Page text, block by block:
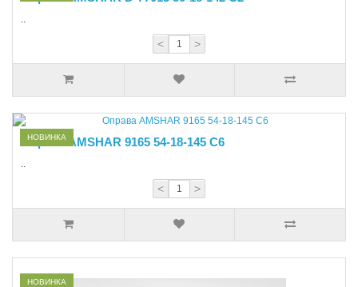
..
< >
НОВИНКА
Оправа AMSHAR 9165 54-18-145 С6
..
< >
НОВИНКА